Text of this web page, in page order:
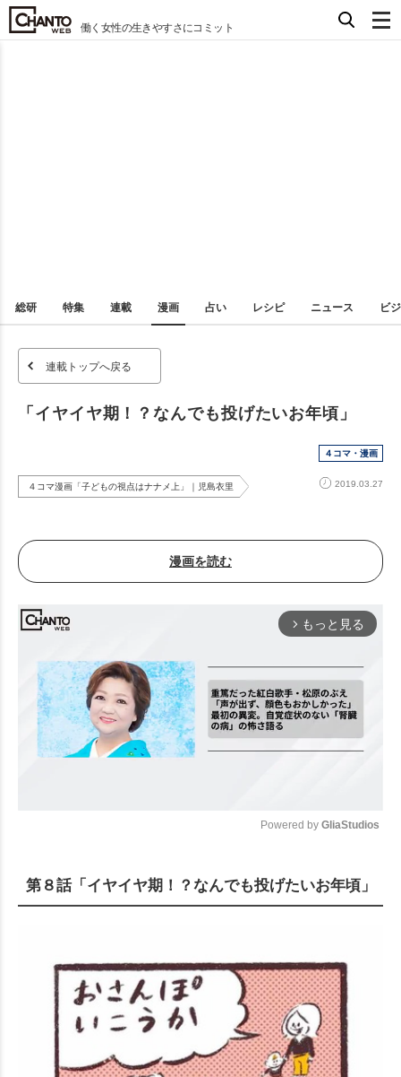
働く女性の生きやすさにコミット
総研 特集 連載 漫画 占い レシピ ニュース ビ
連載トップへ戻る
「イヤイヤ期！？なんでも投げたいお年頃」
４コマ・漫画
４コマ漫画「子どもの視点はナナメ上」｜児島衣里 2019.03.27
漫画を読む
arrow_forward_ios もっと見る
Powered by GliaStudios
第８話「イヤイヤ期！？なんでも投げたいお年頃」